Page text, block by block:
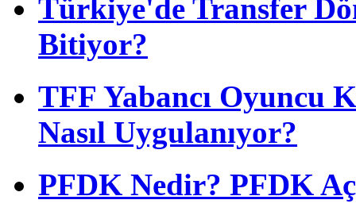
Türkiye'de Transfer
Bitiyor?
TFF Yabancı Oyuncu
Nasıl Uygulanıyor?
PFDK Nedir? PFDK